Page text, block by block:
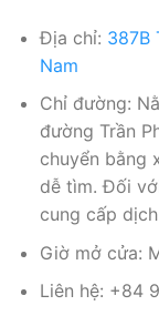
Địa chỉ: 387B
Nam
Chỉ đường:
đường Trần
chuyển bằng
dễ tìm. Đối
cung cấp
Giờ mở cửa:
Liên hệ: +84